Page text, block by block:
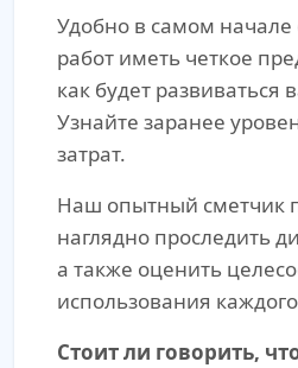
Удобно в самом начале
работ иметь четкое
как будет развиваться
Узнайте заранее
затрат.
Наш опытный сметчик
наглядно проследить
а также оценить
использования
Стоит ли говорить,